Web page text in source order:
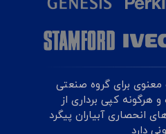
برای گروه صنعتی
هرگونه کپی برداری از
انحصاری آبیاران پیگرد
دارد